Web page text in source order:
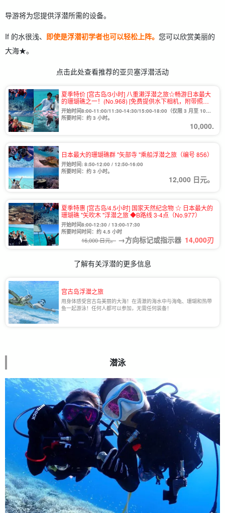
导游将为您提供浮潜所需的设备。
If 的水很浅、 即使是浮潜初学者也可以轻松上阵。 您可以欣赏美丽的
大海★。
点击此处查看推荐的亚贝塞浮潜活动
夏季特价 [宫古岛/3小时] 八重濑浮潜之旅☆畅游日本最大
的珊瑚礁之一！(No.968) [免费提供水下相机，附带照片
数据] (No.968)
开始时间8:00-11:00/11:30-14:30/15:00-18:00（仅限 3 月至 10
月）/13:00-16:00（仅限 12 月至 1 月）。
所要时间：约 3 小时。
10,000.
日本最大的珊瑚礁群 "矢部寺 "乘船浮潜之旅（编号 856）
开始时间: 8:50-12:00 / 12:50-16:00
所要时间：约 3 小时。
12,000 日元。
夏季特惠 [宫古岛/4.5小时] 国家天然纪念物 ☆ 日本最大的
珊瑚礁 "矢吹木 "浮潜之旅 ◆B路线 3-4点（No.977）
开始时间8:00-12:30 / 13:00-17:30
所要时间时间：约 4.5 小时
16,000 日元。 →方向标记或指示器 14,000刃
了解有关浮潜的更多信息
宫古岛浮潜之旅
用身体感受宫古岛美丽的大海！在清澈的海水中与海龟、珊瑚和热带
鱼一起游泳！任何人都可以参加，无需任何装备！
潜泳